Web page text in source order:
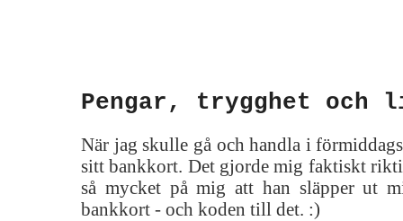
Pengar, trygghet
När jag skulle gå och handla i
sitt bankkort. Det gjorde mig faktiskt
så mycket på mig att han släpper ut
bankkort - och koden till det. :)